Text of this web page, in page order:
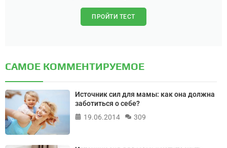
ПРОЙТИ ТЕСТ
САМОЕ КОММЕНТИРУЕМОЕ
Источник сил для мамы: как она должна
заботиться о себе?
19.06.2014
309